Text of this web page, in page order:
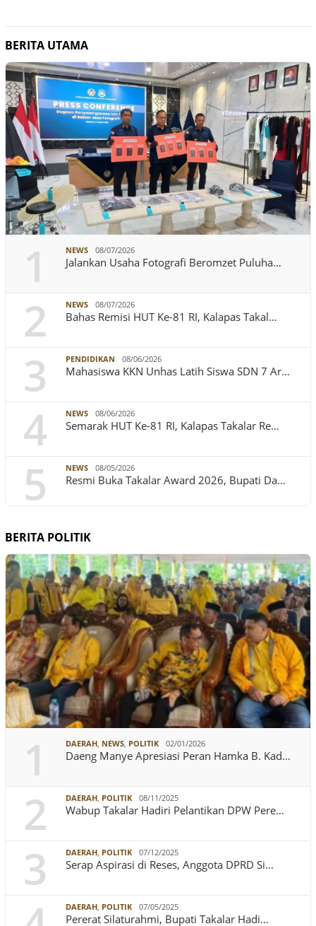
BERITA UTAMA
1 NEWS 08/07/2026
Jalankan Usaha Fotografi Beromzet Puluha…
2 NEWS 08/07/2026
Bahas Remisi HUT Ke-81 RI, Kalapas Takal…
3 PENDIDIKAN 08/06/2026
Mahasiswa KKN Unhas Latih Siswa SDN 7 Ar…
4 NEWS 08/06/2026
Semarak HUT Ke-81 RI, Kalapas Takalar Re…
5 NEWS 08/05/2026
Resmi Buka Takalar Award 2026, Bupati Da…
BERITA POLITIK
1 DAERAH NEWS POLITIK 02/01/2026
Daeng Manye Apresiasi Peran Hamka B. Kad…
2 DAERAH POLITIK 08/11/2025
Wabup Takalar Hadiri Pelantikan DPW Pere…
3 DAERAH POLITIK 07/12/2025
Serap Aspirasi di Reses, Anggota DPRD Si…
DAERAH POLITIK 07/05/2025
Pererat Silaturahmi, Bupati Takalar Hadi…